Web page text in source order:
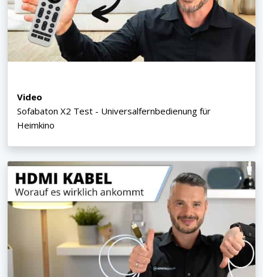
Video
Sofabaton X2 Test - Universalfernbedienung für
Heimkino